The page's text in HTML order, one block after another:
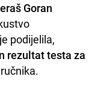
Goran
podijelila,
rezultat testa za